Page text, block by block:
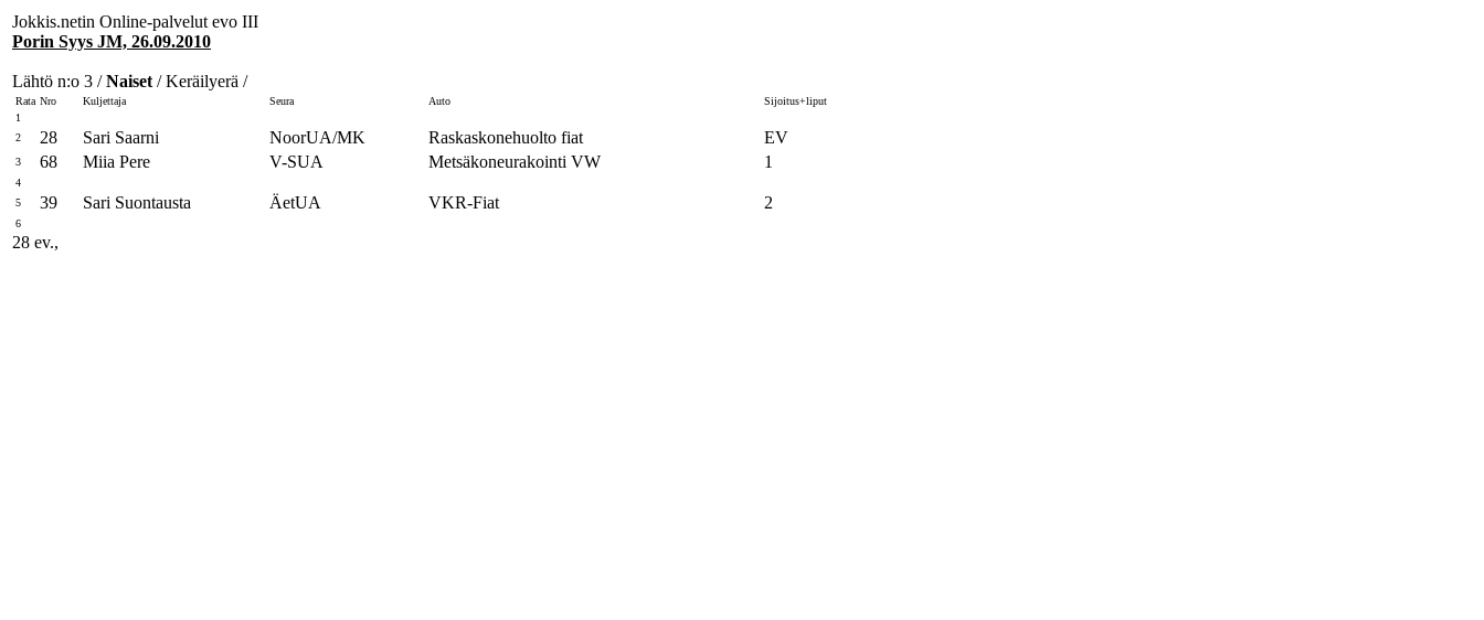
Jokkis.netin Online-palvelut evo III
Porin Syys JM, 26.09.2010
Lähtö n:o 3 /Naiset / Keräilyerä /
Rata Nro Kuljettaja Seura Auto
Sijoitus+liput
1
2
28 Sari Saarni NoorUA/MK Raskaskonehuolto fiat EV
3 68 Miia Pere V-SUA Metsäkoneurakointi VW 1
4
5
39 Sari Suontausta ÄetUA VKR-Fiat 2
6
28 ev.,